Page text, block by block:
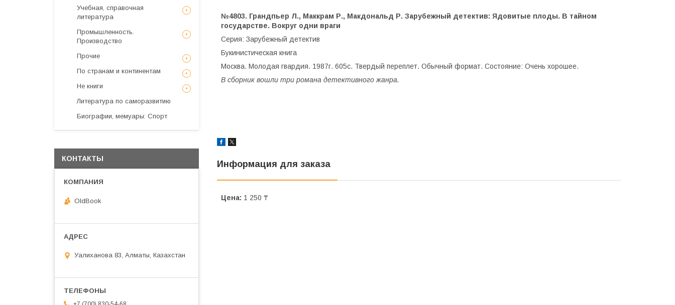
№4803. Грандпьер Л., Маккрам Р., Макдональд Р. Зарубежный детектив: Ядовитые плоды. В тайном
государстве. Вокруг одни враги
Серия: Зарубежный детектив
Букинистическая книга
Москва. Молодая гвардия. 1987г. 605с. Твердый переплет. Обычный формат. Состояние: Очень хорошее.
В сборник вошли три романа детективного жанра.
Информация для заказа
Цена: 1 250 ₸
Учебная, справочная
литература
Промышленность.
Производство
Прочие
По странам и континентам
Не книги
Литература по саморазвитию
Биографии, мемуары: Спорт
КОНТАКТЫ
OldBook
Уалиханова 83, Алматы, Казахстан